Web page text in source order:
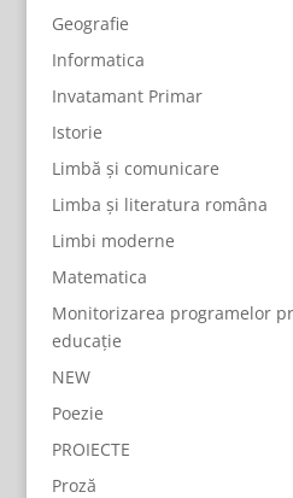
Geografie
Informatica
Invatamant Primar
Istorie
Limbă și comunicare
Limba și literatura româna
Limbi moderne
Matematica
Monitorizarea programelor
educație
NEW
Poezie
PROIECTE
Proză